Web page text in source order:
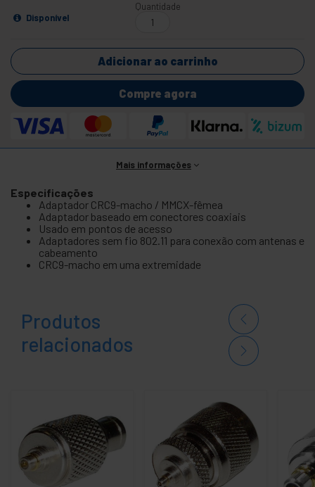
Disponível
Quantidade
Adicionar ao carrinho
Compre agora
Mais informações
Especificações
Adaptador CRC9-macho / MMCX-fêmea
Adaptador baseado em conectores coaxiais
Usado em pontos de acesso
Adaptadores sem fio 802.11 para conexão com antenas e
cabeamento
CRC9-macho em uma extremidade
Produtos
relacionados